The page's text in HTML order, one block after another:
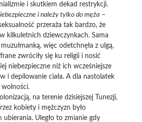
i skutkiem dekad restrykcji.
i należy tylko do męża –
przeraża tak bardzo, że
kilkuletnich dziewczynkach. Sama
więc odetchnęła z ulgą,
zwróciły się ku religii i nosić
niebezpieczne niż ich wcześniejsze
i depilowanie ciała. A dla nastolatek
wolności.
na terenie dzisiejszej Tunezji,
kobiety i mężczyzn było
ubierania. Uległo to zmianie gdy